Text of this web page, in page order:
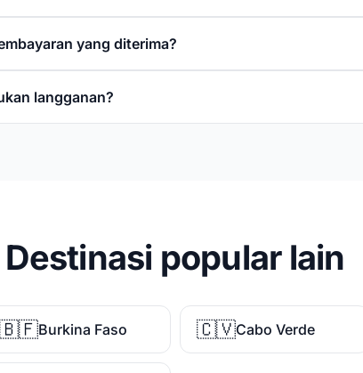
yang diterima?
langganan?
Destinasi popular lain
🇧🇫Burkina Faso 🇨🇻Cabo Verde